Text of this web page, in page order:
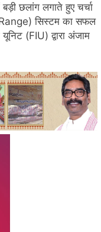
छलांग लगाते हुए चर्चा
सिस्टम का सफल
(FIU) द्वारा अंजाम